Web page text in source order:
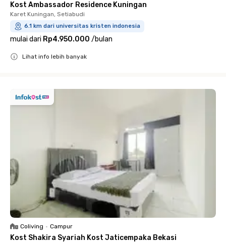
Kost Ambassador Residence Kuningan
Karet Kuningan, Setiabudi
6.1 km dari universitas kristen indonesia
mulai dari Rp4.950.000 /bulan
Lihat info lebih banyak
Coliving • Campur
Kost Shakira Syariah Kost Jaticempaka Bekasi